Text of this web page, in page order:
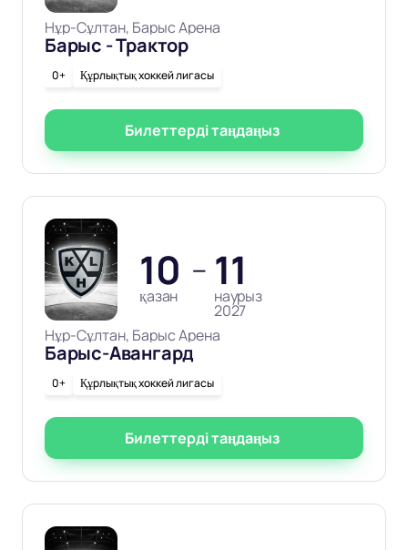
Нұр-Сұлтан, Барыс Арена
Барыс - Трактор
0+ Құрлықтық хоккей лигасы
Билеттерді таңдаңыз
10
қазан
— 11
наурыз
2027
Нұр-Сұлтан, Барыс Арена
Барыс-Авангард
0+ Құрлықтық хоккей лигасы
Билеттерді таңдаңыз